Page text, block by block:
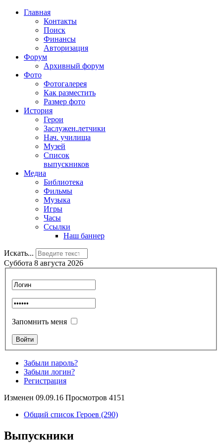
Главная
Контакты
Поиск
Финансы
Авторизация
Форум
Архивный форум
Фото
Фотогалерея
Как разместить
Размер фото
История
Герои
Заслужен.летчики
Нач. училища
Музей
Список
выпускников
Медиа
Библиотека
Фильмы
Музыка
Игры
Часы
Ссылки
Наш баннер
Искать...
Суббота 8 августа 2026
Запомнить меня
Забыли пароль?
Забыли логин?
Регистрация
Изменен 09.09.16 Просмотров 4151
Общий список Героев (290)
Выпускники